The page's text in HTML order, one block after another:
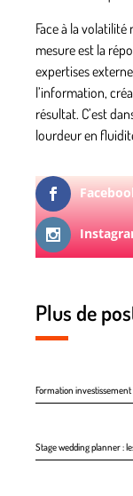
Face à la
mesure est la
expertises
l’information,
résultat. C’est
lourdeur en
Plus de
Formation
Stage wedding planner :